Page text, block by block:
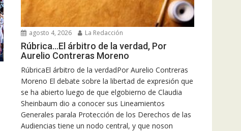
agosto 4, 2026 La Redacción
Rúbrica…El árbitro de la verdad, Por
Aurelio Contreras Moreno
RúbricaEl árbitro de la verdadPor Aurelio Contreras
Moreno El debate sobre la libertad de expresión que
se ha abierto luego de que elgobierno de Claudia
Sheinbaum dio a conocer sus Lineamientos
Generales parala Protección de los Derechos de las
Audiencias tiene un nodo central, y que noson